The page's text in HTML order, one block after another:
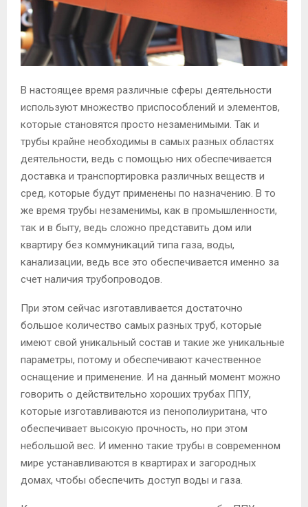
М
Е
Н
Ю
В настоящее время различные сферы деятельности
используют множество приспособлений и элементов,
которые становятся просто незаменимыми. Так и
трубы крайне необходимы в самых разных областях
деятельности, ведь с помощью них обеспечивается
доставка и транспортировка различных веществ и
сред, которые будут применены по назначению. В то
же время трубы незаменимы, как в промышленности,
так и в быту, ведь сложно представить дом или
квартиру без коммуникаций типа газа, воды,
канализации, ведь все это обеспечивается именно за
счет наличия трубопроводов.
При этом сейчас изготавливается достаточно
большое количество самых разных труб, которые
имеют свой уникальный состав и такие же уникальные
параметры, потому и обеспечивают качественное
оснащение и применение. И на данный момент можно
говорить о действительно хороших трубах ППУ,
которые изготавливаются из пенополиуритана, что
обеспечивает высокую прочность, но при этом
небольшой вес. И именно такие трубы в современном
мире устанавливаются в квартирах и загородных
домах, чтобы обеспечить доступ воды и газа.